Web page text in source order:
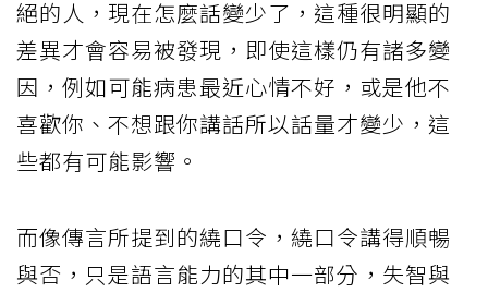
絕的人，現在怎麼話變少了，這種很明顯的
差異才會容易被發現，即使這樣仍有諸多變
因，例如可能病患最近心情不好，或是他不
喜歡你、不想跟你講話所以話量才變少，這
些都有可能影響。
而像傳言所提到的繞口令，繞口令講得順暢
與否，只是語言能力的其中一部分，失智與